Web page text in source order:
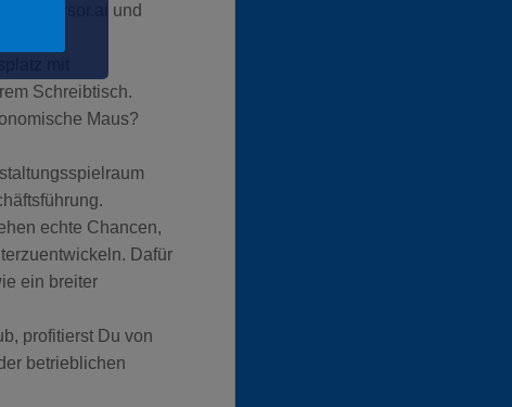
Cursor.ai und
Schreibtisch.
Maus?
echte Chancen,
Dafür
ein breiter
profitierst Du von
betrieblichen